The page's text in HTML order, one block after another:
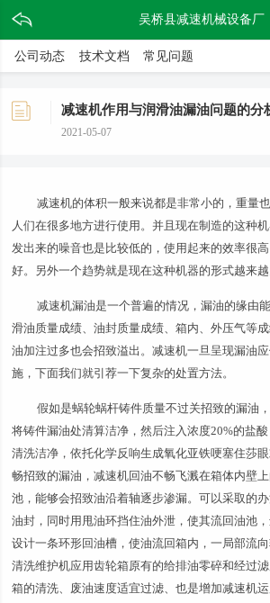
吴桥县减速机械设备厂
公司动态 技术文档 常见问题
减速机作用与润滑油漏油问题的分
2021-05-07
减速机的体积一般来说都是非常小的，重量
人们在很多地方进行使用。并且现在制造的这种
发出来的噪音也是比较低的，使用起来的效率很
好。另外一个趋势就是现在这种机器的形式越来越
减速机漏油是一个普遍的情况，漏油的缘由
滑油质量成绩、油封质量成绩、箱内、外压气等
油加注过多也会招致溢出。减速机一旦呈现漏油
施，下面我们就引荐一下复杂的处置方法。
假如是蜗轮蜗杆铸件质量不过关招致的漏油
将铸件漏油处清算洁净，然后注入浓度20%的盐
清洗洁净，依托化学反响生成氧化亚铁哽塞住莎
畅招致的漏油，减速机回油不畅飞溅在箱体内壁
池，能够会招致油沿着轴逐步渗漏。可以采取的
油封，同时用甩油环挡住油外泄，使其流回油池
设计一条环形回油槽，使油流回箱内，一局部流
清洗维护机应用齿轮箱原有的给排油零碎和经过
箱的清洗、废油速度适宜过滤、也是增加减速机